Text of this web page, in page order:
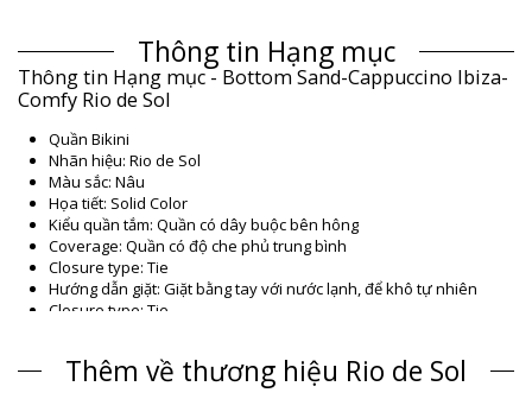
Thông tin Hạng mục
Thông tin Hạng mục - Bottom Sand-Cappuccino Ibiza-
Comfy Rio de Sol
Quần Bikini
Nhãn hiệu: Rio de Sol
Màu sắc: Nâu
Họa tiết: Solid Color
Kiểu quần tắm: Quần có dây buộc bên hông
Coverage: Quần có độ che phủ trung bình
Closure type: Tie
Hướng dẫn giặt: Giặt bằng tay với nước lạnh, để khô tự nhiên
Closure type: Tie
Quần Bikini Nâu Rio de Sol SPRING
Thành phần
Thêm về thương hiệu Rio de Sol